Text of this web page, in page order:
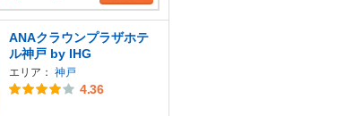
ANAクラウンプラザホテ
ル神戸 by IHG
エリア： 神戸
4.36